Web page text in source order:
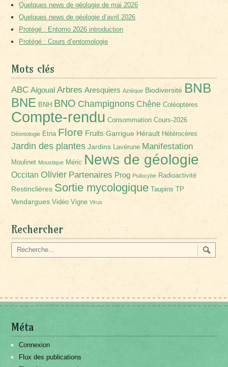
Quelques news de géologie de mai 2026
Quelques news de géologie d’avril 2026
Protégé : Entomo 2026 introduction
Protégé : Cours d’entomologie
Mots clés
ABC Aigoual Arbres Aresquiers Aztèque Biodiversité BNB
BNE BNH BNO Champignons Chêne Coléoptères
Compte-rendu Consommation Cours-2026
Déontologie Etna Flore Fruits Garrigue Hérault Hétérocères
Jardin des plantes Jardins Lavérune Manifestation
Moulinet Moustique Méric News de géologie
Occitan Olivier Partenaires Prog Psilocybe Radioactivité
Restinclières Sortie mycologique Taupins TP
Vendargues Vidéo Vigne Virus
Rechercher
Méta
Connexion
Flux des publications